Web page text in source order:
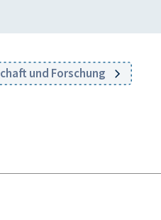
und Forschung